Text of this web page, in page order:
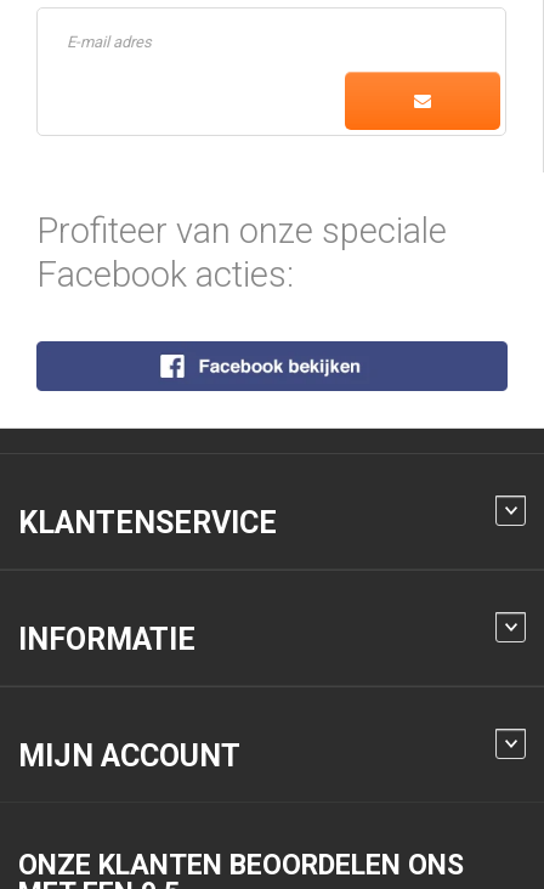
Profiteer van onze speciale
Facebook acties:
KLANTENSERVICE
INFORMATIE
MIJN ACCOUNT
ONZE KLANTEN BEOORDELEN ONS